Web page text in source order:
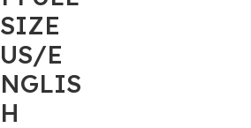
SIZE
US/E
NGLIS
H